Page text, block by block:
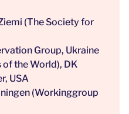
(The Society for
Group, Ukraine
of the World), DK
USA
(Workinggroup